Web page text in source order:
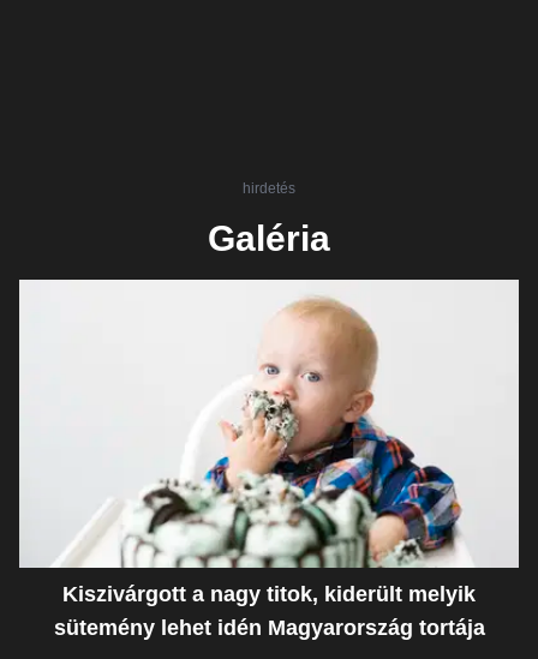
hirdetés
Galéria
Kiszivárgott a nagy titok, kiderült melyik
sütemény lehet idén Magyarország tortája